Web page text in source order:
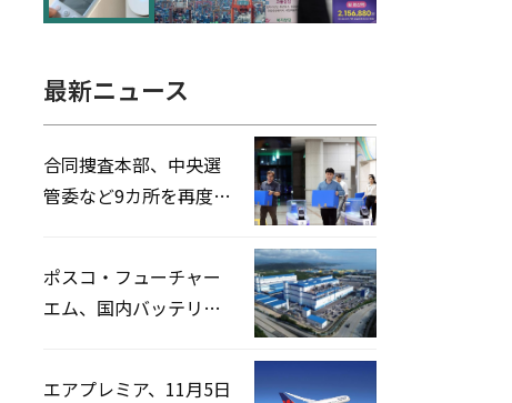
検
最新ニュース
合同捜査本部、中央選
管委など9カ所を再度家
ポスコ・フューチャー
エム、国内バッテリー
エアプレミア、11月5日